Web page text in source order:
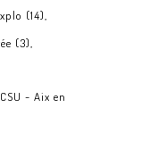
(14)
(3)
- Aix en